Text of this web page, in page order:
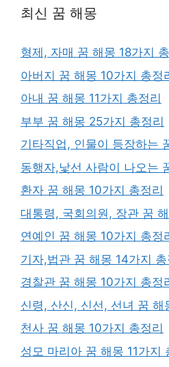
최신 꿈 해몽
형제, 자매 꿈 해몽 18가지
아버지 꿈 해몽 10가지 총정
아내 꿈 해몽 11가지 총정리
부부 꿈 해몽 25가지 총정리
기타직업, 인물이 등장하는
동행자,낯선 사람이 나오는
환자 꿈 해몽 10가지 총정리
대통령, 국회의원, 장관 꿈
연예인 꿈 해몽 10가지 총정
기자,법관 꿈 해몽 14가지 총
경찰관 꿈 해몽 10가지 총정
신령, 산신, 신선, 선녀 꿈 해
천사 꿈 해몽 10가지 총정리
성모 마리아 꿈 해몽 11가지